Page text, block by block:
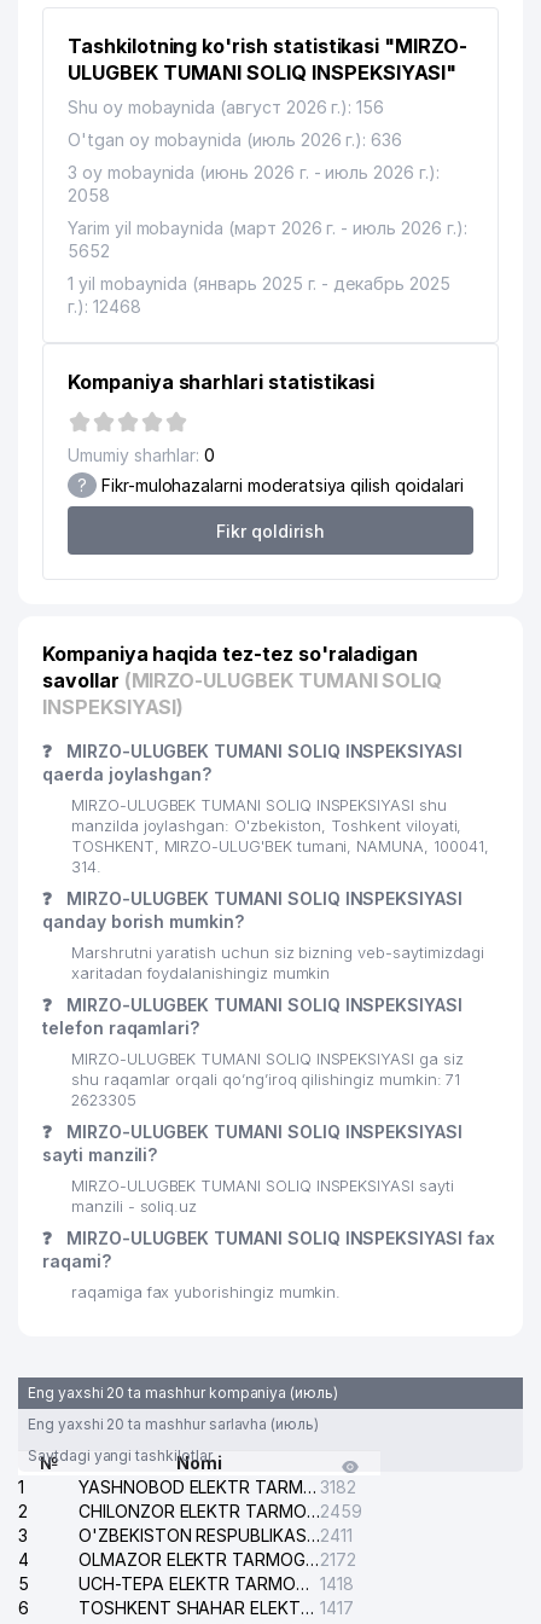
11 HAVAS FOOD MChJ 257 м
12
JOY MULK SHIRKATI
14
KOMMUNALCHI UY-JOY MULK
SHIRKATI
307 м
15
GULSARA-AZIZ XUSUSIY
16 OLIVER MChJ
17
BOLALAR BOG'CHASI №390
18
LA VITA BOTTLERS XUSUSIY
KORXONASI
19 GOLD STEP INVEST MChJ 345 м
21 SHAHRIOBOD MAHALLA QO'MITASI
22
HAQIQAT MASKANI ADVOKATLIK
BYUROSI
G.V.PLEHANOV NOMIDAGI ROSSIYA
INFORMASIYA RESURS MARKAZI
24
25 NAVNIHOL MAHALLA QO'MITASI
26 ZOLOTOE RUNO MChJ
27
TASHKENT SHAHAR DORI-DARMON
AJ
28
ALL TOP SOLAR OILAVIY
29 EUROMEDEX VAKOLATXONA
MIRZO-ULUGBEK TUMANI
MUDOFAA ISHLARI BO'LIMI
SHAXZODA-NAFISA STYLE MChJ
33
CLASSIC-STOMA SERVICE XUSUSIY
KORXONASI
34 LP COMPANY MChJ
BMT INTERNATIONAL GROUP MChJ
BASHIROV M.T. YAKKA TARTIBDAGI
TADBIRKOR
MUNAVVARQORI MAHALLA
Tashkilotning ko'rish statistikasi "MIRZO-
ULUGBEK TUMANI SOLIQ INSPEKSIYASI"
Shu oy mobaynida (август 2026 г.): 156
O'tgan oy mobaynida (июль 2026 г.): 636
3 oy mobaynida (июнь 2026 г. - июль 2026 г.):
2058
Yarim yil mobaynida (март 2026 г. - июль 2026 г.):
5652
1 yil mobaynida (январь 2025 г. - декабрь 2025
г.): 12468
Kompaniya sharhlari statistikasi
Umumiy sharhlar: 0
? Fikr-mulohazalarni moderatsiya qilish qoidalari
Fikr qoldirish
Kompaniya haqida tez-tez so'raladigan
savollar (MIRZO-ULUGBEK TUMANI SOLIQ
INSPEKSIYASI)
❓
MIRZO-ULUGBEK TUMANI SOLIQ INSPEKSIYASI
qaerda joylashgan?
MIRZO-ULUGBEK TUMANI SOLIQ INSPEKSIYASI shu
manzilda joylashgan: O'zbekiston, Toshkent viloyati,
TOSHKENT, MIRZO-ULUG'BEK tumani, NAMUNA, 100041,
314.
❓
MIRZO-ULUGBEK TUMANI SOLIQ INSPEKSIYASI
qanday borish mumkin?
Marshrutni yaratish uchun siz bizning veb-saytimizdagi
xaritadan foydalanishingiz mumkin
❓
MIRZO-ULUGBEK TUMANI SOLIQ INSPEKSIYASI
telefon raqamlari?
MIRZO-ULUGBEK TUMANI SOLIQ INSPEKSIYASI ga siz
shu raqamlar orqali qo’ng’iroq qilishingiz mumkin: 71
2623305
❓
MIRZO-ULUGBEK TUMANI SOLIQ INSPEKSIYASI
sayti manzili?
MIRZO-ULUGBEK TUMANI SOLIQ INSPEKSIYASI sayti
manzili - soliq.uz
❓
MIRZO-ULUGBEK TUMANI SOLIQ INSPEKSIYASI fax
raqami?
raqamiga fax yuborishingiz mumkin.
Eng yaxshi 20 ta mashhur kompaniya (июль)
Eng yaxshi 20 ta mashhur sarlavha (июль)
Saytdagi yangi tashkilotlar
№
Nomi
1
YASHNOBOD ELEKTR TARMOG'I NOSOZLIKLARI XIZMATI 3182
2
CHILONZOR ELEKTR TARMOG'I NOSOZLIK XIZMATI2459
3
O'ZBEKISTON RESPUBLIKASI BOSH PROKURATURASI ISHONCH TELEFONI2411
4
OLMAZOR ELEKTR TARMOG'I NOSOZLIKLARI XIZMATI2172
5
UCH-TEPA ELEKTR TARMOG'I NOSOZLIKLARI XIZMATI 1418
6
TOSHKENT SHAHAR ELEKTR TARMOQLARI KORXONASI AJ 1417